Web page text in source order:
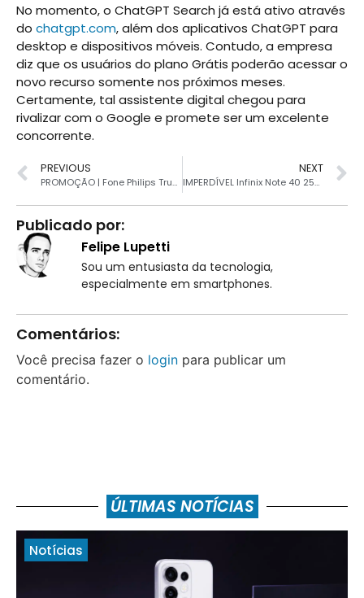
No momento, o ChatGPT Search já está ativo através
do chatgpt.com, além dos aplicativos ChatGPT para
desktop e dispositivos móveis. Contudo, a empresa
diz que os usuários do plano Grátis poderão acessar o
novo recurso somente nos próximos meses.
Certamente, tal assistente digital chegou para
rivalizar com o Google e promete ser um excelente
concorrente.
PREVIOUS
PROMOÇÃO | Fone Philips True Wireless despenca de preço
NEXT
IMPERDÍVEL Infinix Note 40 256GB por R$ 879 no Brasil
Publicado por:
Felipe Lupetti
Sou um entusiasta da tecnologia,
especialmente em smartphones.
Comentários:
Você precisa fazer o login para publicar um
comentário.
ÚLTIMAS NOTÍCIAS
Notícias